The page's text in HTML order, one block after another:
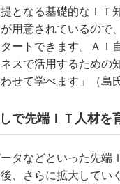
提となる基礎的なＩＴ
用意されているので
ートできます。ＡＩ
スで活用するための
せて学べます」（島
で先端ＩＴ人材を
タなどといった先端
、さらに拡大してい